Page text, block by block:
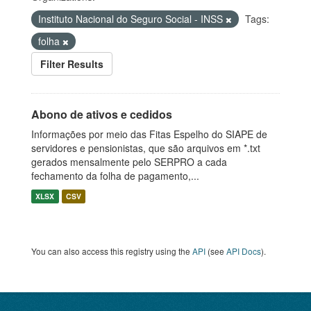
Instituto Nacional do Seguro Social - INSS
Tags:
folha
Filter Results
Abono de ativos e cedidos
Informações por meio das Fitas Espelho do SIAPE de
servidores e pensionistas, que são arquivos em *.txt
gerados mensalmente pelo SERPRO a cada
fechamento da folha de pagamento,...
XLSX CSV
You can also access this registry using the API (see API Docs).